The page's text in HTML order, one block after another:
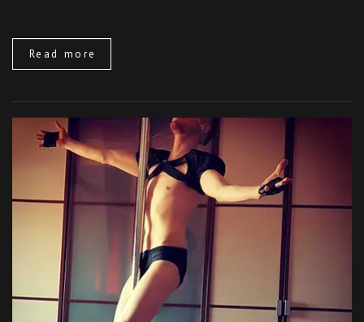
Read more